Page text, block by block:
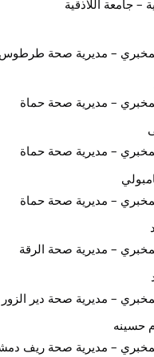
– جامعة اللاذقية
– مديرية صحة
– مديرية صحة حماة
– مديرية صحة حماة
– مديرية صحة حماة
– مديرية صحة الرقة
– مديرية صحة دير
– مديرية صحة ريف